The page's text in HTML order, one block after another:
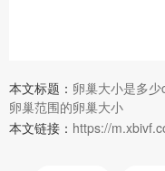
本文标题： 卵巢大小是多
卵巢范围的卵巢大小
本文链接： https://